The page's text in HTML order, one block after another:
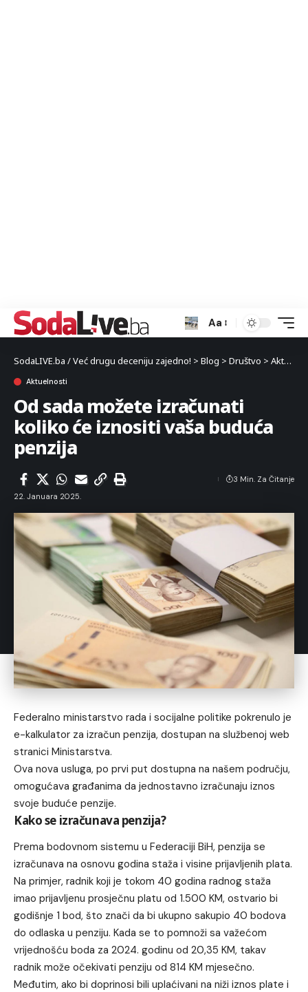
Aa
SodaLIVE.ba / Već drugu deceniju zajedno! > Blog > Društvo > Aktuelnosti
Aktuelnosti
Od sada možete izračunati
koliko će iznositi vaša buduća
penzija
22. Januara 2025.
3 Min. Za Čitanje
Federalno ministarstvo rada i socijalne politike pokrenulo je
e-kalkulator za izračun penzija, dostupan na službenoj web
stranici Ministarstva.
Ova nova usluga, po prvi put dostupna na našem području,
omogućava građanima da jednostavno izračunaju iznos
svoje buduće penzije.
Kako se izračunava penzija?
Prema bodovnom sistemu u Federaciji BiH, penzija se
izračunava na osnovu godina staža i visine prijavljenih plata.
Na primjer, radnik koji je tokom 40 godina radnog staža
imao prijavljenu prosječnu platu od 1.500 KM, ostvario bi
godišnje 1 bod, što znači da bi ukupno sakupio 40 bodova
do odlaska u penziju. Kada se to pomnoži sa važećom
vrijednošću boda za 2024. godinu od 20,35 KM, takav
radnik može očekivati penziju od 814 KM mjesečno.
Međutim, ako bi doprinosi bili uplaćivani na niži iznos plate i